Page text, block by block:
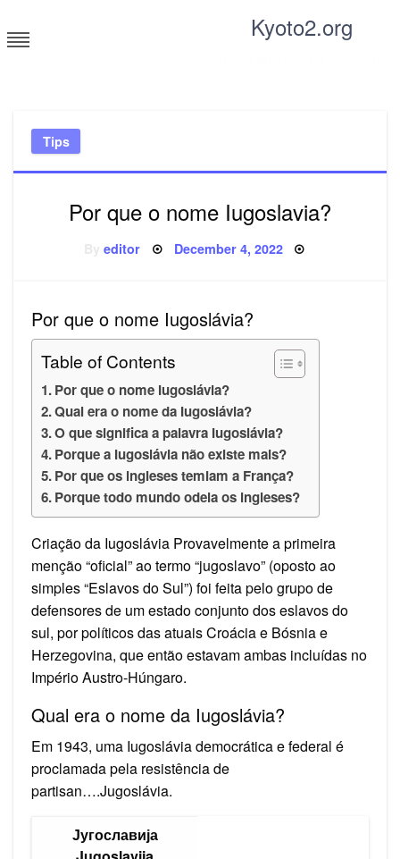
to
content
Kyoto2.org
Tips
Por que o nome Iugoslavia?
Byeditor Posted
December 4, 2022
Por que o nome Iugoslávia?
Table of Contents
Por que o nome Iugoslávia?
Qual era o nome da Iugoslávia?
O que significa a palavra Iugoslávia?
Porque a Iugoslávia não existe mais?
Por que os ingleses temiam a França?
Porque todo mundo odeia os ingleses?
Criação da Iugoslávia Provavelmente a primeira
menção “oficial” ao termo “jugoslavo” (oposto ao
simples “Eslavos do Sul”) foi feita pelo grupo de
defensores de um estado conjunto dos eslavos do
sul, por políticos das atuais Croácia e Bósnia e
Herzegovina, que então estavam ambas incluídas no
Império Austro-Húngaro.
Qual era o nome da Iugoslávia?
Em 1943, uma Iugoslávia democrática e federal é
proclamada pela resistência de
partisan….Jugoslávia.
Југославија